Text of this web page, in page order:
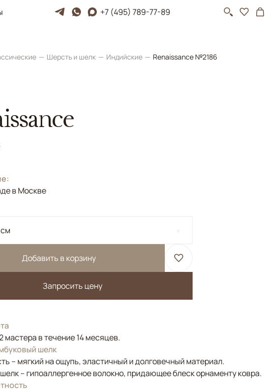
+7 (495) 789-77-89
Шерсть и шелк Индийские Renaissance №2186
в Москве
Добавить в корзину
Запросить цену
мастера в течение 14 месяцев.
шелк
– мягкий на ощупь, эластичный и долговечный материал.
– гипоаллергенное волокно, придающее блеск орнаменту ковра.